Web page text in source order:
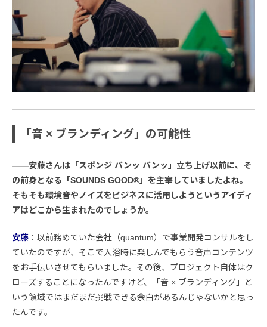
「音 × ブランディング」の可能性
――安藤さんは「スポンジ バンッ バンッ」立ち上げ以前に、そ
の前身となる「SOUNDS GOOD®︎」を主宰していましたよね。
そもそも環境音やノイズをビジネスに活用しようというアイディ
アはどこから生まれたのでしょうか。
安藤 ：以前務めていた会社（quantum）で事業開発コンサルをし
ていたのですが、そこで入浴時に楽しんでもらう音声コンテンツ
をお手伝いさせてもらいました。その後、プロジェクト自体はク
ローズすることになったんですけど、「音 × ブランディング」と
いう領域ではまだまだ挑戦できる余白があるんじゃないかと思っ
たんです。